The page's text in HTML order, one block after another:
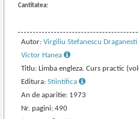
Cantitatea:
Autor:Virgiliu Stefanescu Draganesti
Victor Hanea
Titlu: Limba engleza. Curs practic
Editura:Stiintifica
An de aparitie: 1973
Nr. pagini: 490